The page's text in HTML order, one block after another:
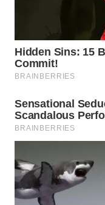
WN
PADANG
LAWAS
SUMEDANG
WN
WN
KEPULAUAN